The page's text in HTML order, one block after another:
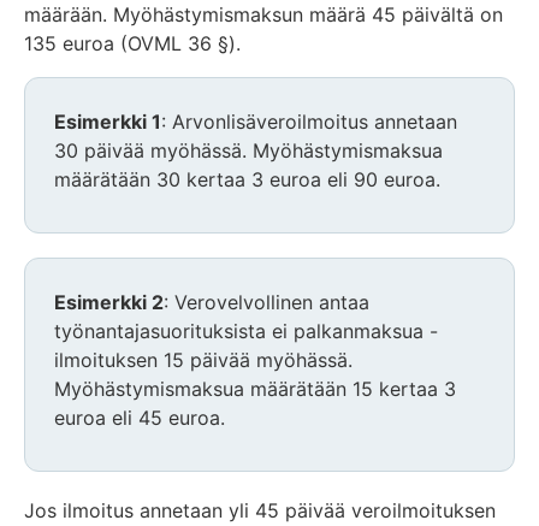
määrään. Myöhästymismaksun määrä 45 päivältä on
135 euroa (OVML 36 §).
Esimerkki 1: Arvonlisäveroilmoitus annetaan
30 päivää myöhässä. Myöhästymismaksua
määrätään 30 kertaa 3 euroa eli 90 euroa.
Esimerkki 2: Verovelvollinen antaa
työnantajasuorituksista ei palkanmaksua -
ilmoituksen 15 päivää myöhässä.
Myöhästymismaksua määrätään 15 kertaa 3
euroa eli 45 euroa.
Jos ilmoitus annetaan yli 45 päivää veroilmoituksen